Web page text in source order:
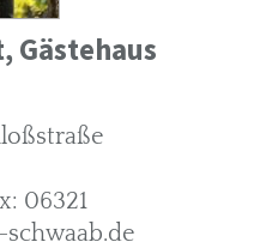
Gästehaus
06321
schwaab.de